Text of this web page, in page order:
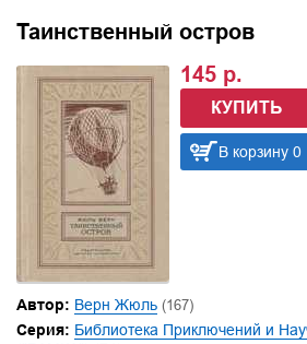
Таинственный остров
145 р.
КУПИТЬ
В корзину 0
Автор: Верн Жюль (167)
Серия: Библиотека Приключений и